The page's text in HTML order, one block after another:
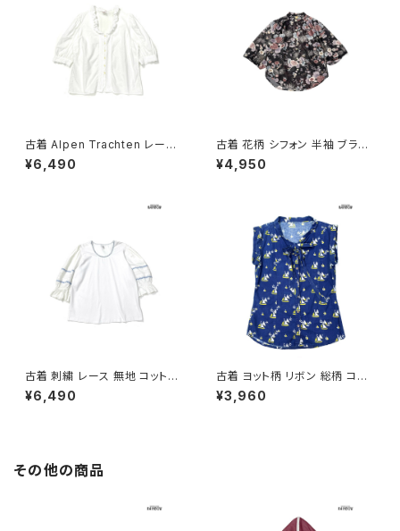
古着 Alpen Trachten レース
無地 コットン100％ 五分袖 ブラ
ウス 白 生成り (ttu2605037)
¥6,490
古着 花柄 シフォン 半袖 ブラウ
ス 黒 (ttu2605043)
¥4,950
古着 刺繍 レース 無地 コットン
七分袖 ブラウス 白 (ttu26060
27)
¥6,490
古着 ヨット柄 リボン 総柄 コット
ン ノースリーブ シャツ 青 (ttu2
606013)
¥3,960
その他の商品